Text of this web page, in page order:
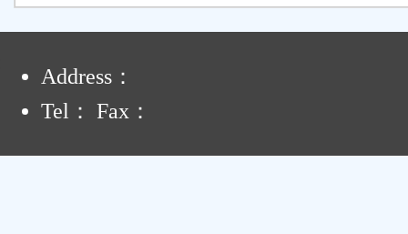
Address：
Tel： Fax：